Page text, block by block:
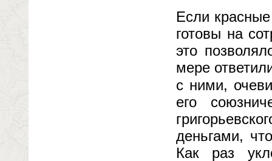
Если
готовы на
это
мере
с ними,
его
деньгами,
Как раз